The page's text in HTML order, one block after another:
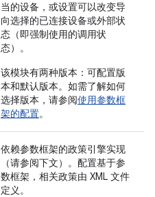
当的设备，或设置可以改变导
向选择的已连接设备或外部状
态（即强制使用的调用状
态）。
该模块有两种版本： 可配置版
本和默认版本。如需了解如何
选择版本，请参阅使用参数框
架的配置。
依赖参数框架的政策引擎实现
（请参阅下文）。配置基于参
数框架，相关政策由 XML 文件
定义。